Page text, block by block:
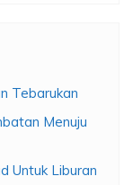
Tebarukan
Menuju
Untuk Liburan